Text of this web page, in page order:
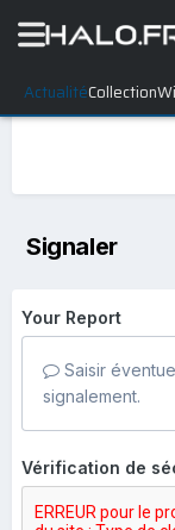
ActualitéCollection
Signaler
Your Report
Saisir
signalement.
Vérification de